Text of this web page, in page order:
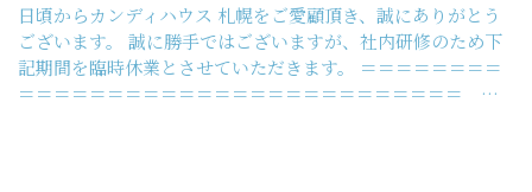
日頃からカンディハウス 札幌をご愛顧頂き、誠にありがとう
ございます。 誠に勝手ではございますが、社内研修のため下
記期間を臨時休業とさせていただきます。 ＝＝＝＝＝＝＝＝
＝＝＝＝＝＝＝＝＝＝＝＝＝＝＝＝＝＝＝＝＝＝＝＝＝ …